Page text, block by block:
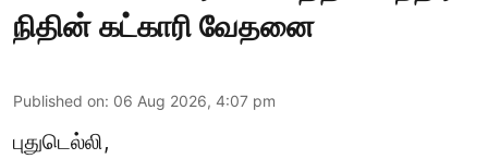
நிதின் கட்காரி வேதனை
Published on: 06 Aug 2026, 4:07 pm
புதுடெல்லி,